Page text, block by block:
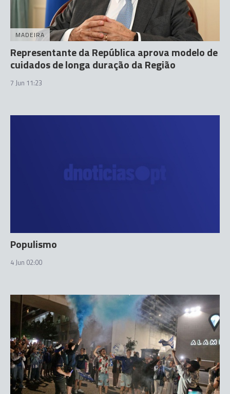
MADEIRA
Representante da República aprova modelo de
cuidados de longa duração da Região
7 Jun 11:23
Populismo
4 Jun 02:00